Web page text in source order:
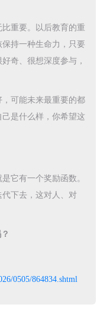
重要。以后教育的重
持一种生命力，只要
奇、很想深度参与，
可能未来最重要的都
是什么样，你希望这
它有一个奖励函数。
下去，这对人、对
0505/864834.shtml